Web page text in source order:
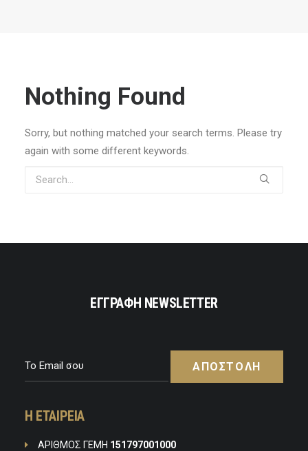
Nothing Found
Sorry, but nothing matched your search terms. Please try
again with some different keywords.
ΕΓΓΡΑΦΗ NEWSLETTER
Η ΕΤΑΙΡEIΑ
ΑΡΙΘΜΟΣ ΓΕΜΗ 151797001000